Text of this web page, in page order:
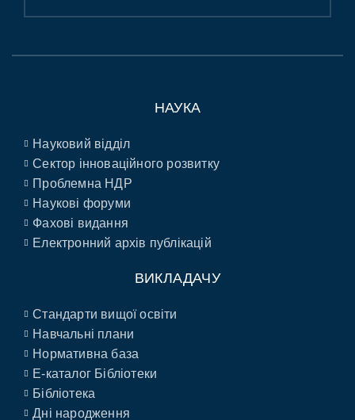
НАУКА
Науковий відділ
Сектор інноваційного розвитку
Проблемна НДР
Наукові форуми
Фахові видання
Електронний архів публікацій
ВИКЛАДАЧУ
Стандарти вищої освіти
Навчальні плани
Нормативна база
E-каталог Бібліотеки
Бібліотека
Дні народження